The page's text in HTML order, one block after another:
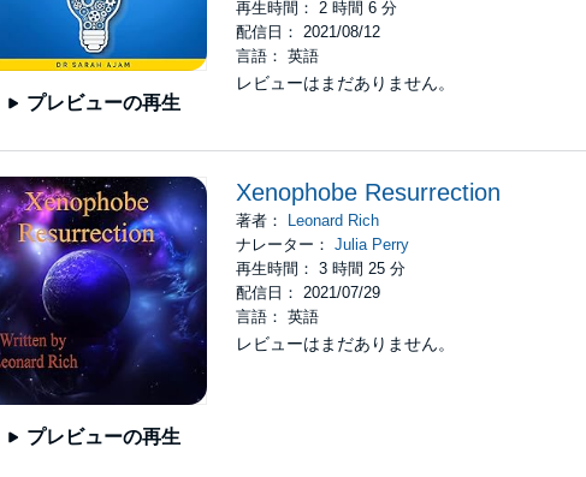
プレビューの再生
再生時間： 2 時間 6 分
配信日： 2021/08/12
言語： 英語
レビューはまだありません。
プレビューの再生
Xenophobe Resurrection
著者：
Leonard Rich
ナレーター：Julia Perry
再生時間： 3 時間 25 分
配信日： 2021/07/29
言語： 英語
レビューはまだありません。